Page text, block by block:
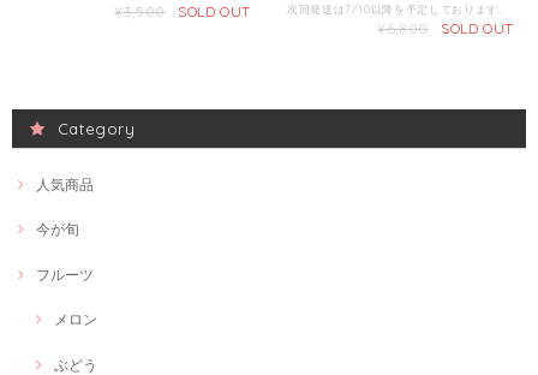
¥3,500 SOLD OUT
¥6,800 SOLD OUT
Category
人気商品
今が旬
フルーツ
メロン
ぶどう